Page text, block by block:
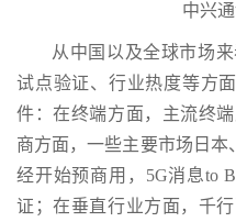
中兴
从中国以及全球市场
试点验证、行业热度等方
件：在终端方面，主流终
商方面，一些主要市场日
经开始预商用，5G消息to
证；在垂直行业方面，千